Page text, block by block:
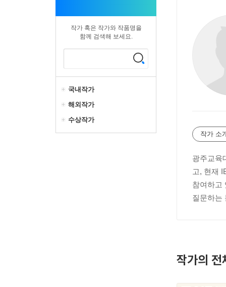
작가 혹은 작가와 작품명을
함께 검색해 보세요.
국내작가
해외작가
수상작가
작가 소
광주교육
고, 현재
참여하고
질문하는
작가의 전